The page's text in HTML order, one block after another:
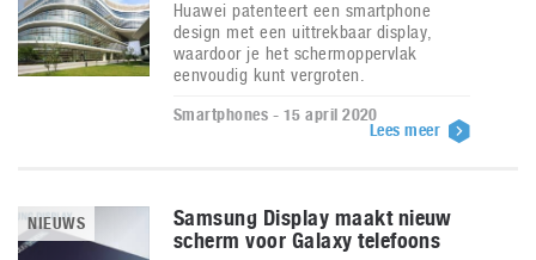
Huawei patenteert een smartphone
design met een uittrekbaar display,
waardoor je het schermoppervlak
eenvoudig kunt vergroten.
Smartphones - 15 april 2020
Lees meer
NIEUWS
Samsung Display maakt nieuw
scherm voor Galaxy telefoons